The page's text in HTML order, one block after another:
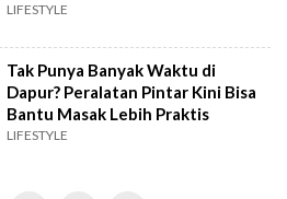
LIFESTYLE
Tak Punya Banyak Waktu di
Dapur? Peralatan Pintar Kini Bisa
Bantu Masak Lebih Praktis
LIFESTYLE